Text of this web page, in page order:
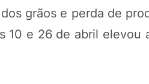
grãos e perda de
10 e 26 de abril elevou